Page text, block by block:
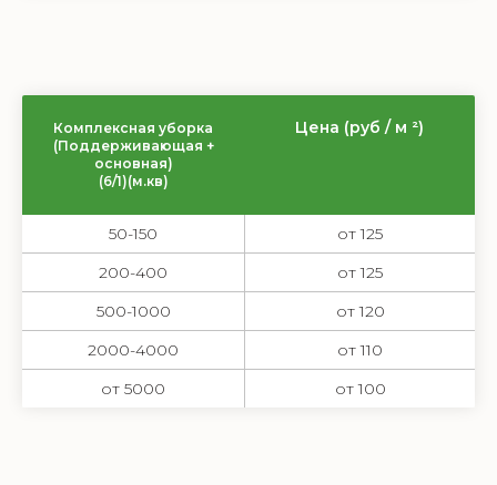
Комплексная уборка
(Поддерживающая +
основная)
(6/1)(м.кв)
Цена (руб / м ²)
50-150
от 125
200-400
от 125
500-1000
от 120
2000-4000
от 110
от 5000
от 100